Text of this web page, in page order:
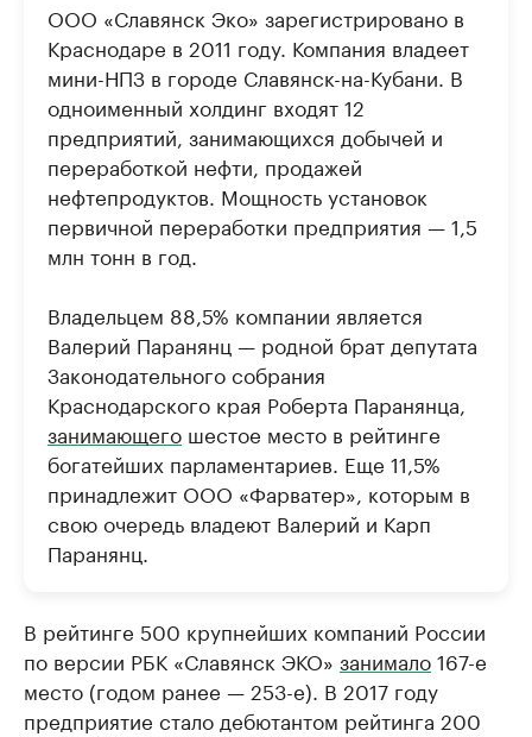
ООО «Славянск Эко» зарегистрировано в
Краснодаре в 2011 году. Компания владеет
мини-НПЗ в городе Славянск-на-Кубани. В
одноименный холдинг входят 12
предприятий, занимающихся добычей и
переработкой нефти, продажей
нефтепродуктов. Мощность установок
первичной переработки предприятия — 1,5
млн тонн в год.
Владельцем 88,5% компании является
Валерий Паранянц — родной брат депутата
Законодательного собрания
Краснодарского края Роберта Паранянца,
занимающего шестое место в рейтинге
богатейших парламентариев. Еще 11,5%
принадлежит ООО «Фарватер», которым в
свою очередь владеют Валерий и Карп
Паранянц.
В рейтинге 500 крупнейших компаний России
по версии РБК «Славянск ЭКО» занимало167-е
место (годом ранее — 253-е). В 2017 году
предприятие стало дебютантом рейтинга 200